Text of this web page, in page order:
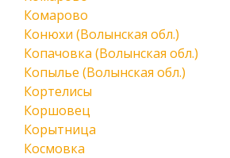
Комарово
Конюхи (Волынская обл.)
Копачовка (Волынская обл.)
Копылье (Волынская обл.)
Кортелисы
Коршовец
Корытница
Космовка